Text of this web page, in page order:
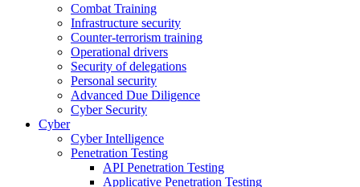
Combat Training
Infrastructure security
Counter-terrorism training
Operational drivers
Security of delegations
Personal security
Advanced Due Diligence
Cyber Security
Cyber
Cyber Intelligence
Penetration Testing
API Penetration Testing
Applicative Penetration Testing